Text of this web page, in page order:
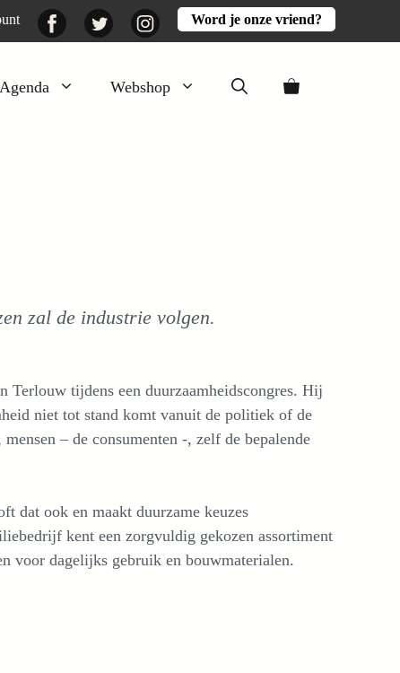
FacebookTwitter InstagramWord je onze vriend?
Agenda Webshop
Lekker
zal de industrie volgen.
Terlouw tijdens een duurzaamheidscongres. Hij
niet tot stand komt vanuit de politiek of de
– de consumenten -, zelf de bepalende
dat ook en maakt duurzame keuzes
kent een zorgvuldig gekozen assortiment
voor dagelijks gebruik en bouwmaterialen.